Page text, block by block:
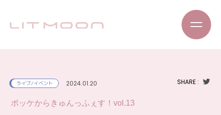
ライブ/イベント 2024.01.20 SHARE :
ポッケからきゅんっふぇす！vol.13